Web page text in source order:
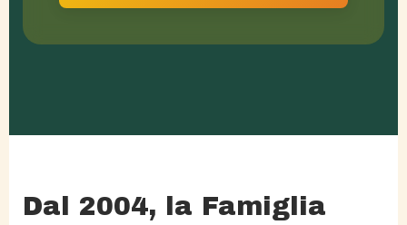
Dal 2004, la Famiglia